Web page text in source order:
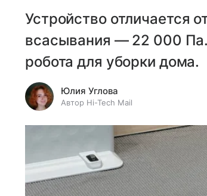
Устройство отличается
всасывания — 22 000 Па.
робота для уборки дома.
Юлия Углова
Автор Hi-Tech Mail